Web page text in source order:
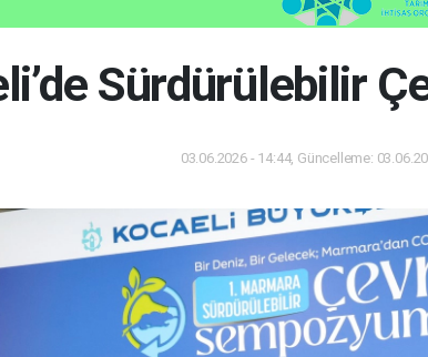
Sürdürülebilir
03.06.2026 - 14:44, Güncelleme: